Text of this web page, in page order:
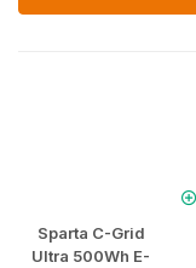
Sparta C-Grid
Ultra 500Wh E-